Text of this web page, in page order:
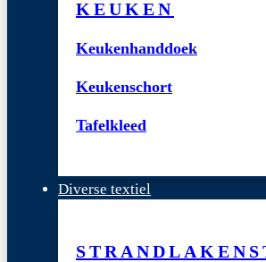
KEUKEN
Keukenhanddoek
Keukenschort
Tafelkleed
Diverse textiel
STRANDLAKENS